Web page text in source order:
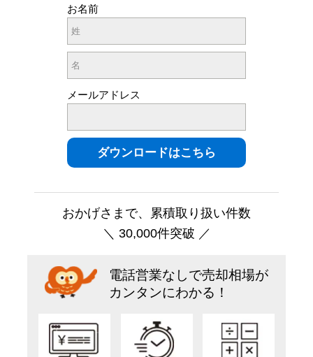
お名前
メールアドレス
おかげさまで、累積取り扱い件数
＼ 30,000件突破 ／
電話営業なしで売却相場が
カンタンにわかる！